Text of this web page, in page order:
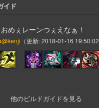
イド
おめぇレーンつぇえなぁ！
（更新:2018-01-16 19:50:02
他のビルドガイドを見る